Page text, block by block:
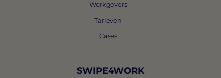
Werkgevers
Tarieven
Cases
SWIPE4WORK